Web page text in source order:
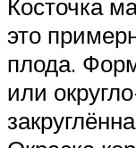
Косточка
это
плода.
или